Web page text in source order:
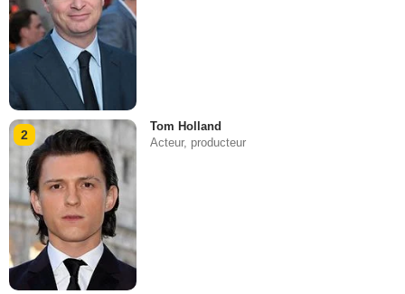
2
Tom Holland
Acteur, producteur